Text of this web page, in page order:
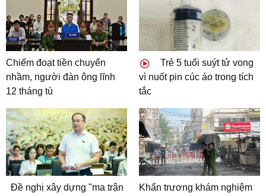
Chiếm đoạt tiền chuyển
nhầm, người đàn ông lĩnh
12 tháng tù
Trẻ 5 tuổi suýt tử vong
vì nuốt pin cúc áo trong tích
tắc
Đề nghị xây dựng "ma trận
Khẩn trương khám nghiệm